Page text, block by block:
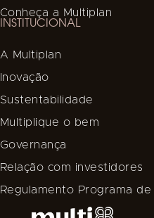
Conheça a Multiplan
INSTITUCIONAL
A Multiplan
Inovação
Sustentabilidade
Multiplique o bem
Governança
Relação com investidores
Regulamento Programa